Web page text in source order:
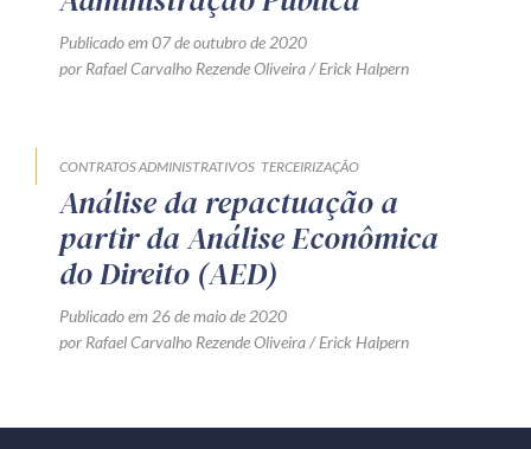
Publicado em 07 de outubro de 2020
por Rafael Carvalho Rezende Oliveira / Erick Halpern
CONTRATOS ADMINISTRATIVOS TERCEIRIZAÇÃO
Análise da repactuação a
partir da Análise Econômica
do Direito (AED)
Publicado em 26 de maio de 2020
por Rafael Carvalho Rezende Oliveira / Erick Halpern